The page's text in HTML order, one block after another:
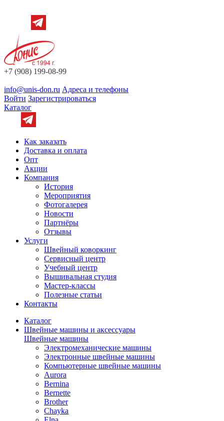
+7 (908) 199-08-99
info@unis-don.ru Адреса и телефоны
Войти Зарегистрироваться
Каталог
Как заказать
Доставка и оплата
Опт
Акции
Компания
История
Мероприятия
Фотогалерея
Новости
Партнёры
Отзывы
Услуги
Швейный коворкинг
Сервисный центр
Учебный центр
Вышивальная студия
Мастер-классы
Полезные статьи
Контакты
Каталог
Швейные машины и аксессуары
Швейные машины
Электромеханические машины
Электронные швейные машины
Компьютерные швейные машины
Aurora
Bernina
Bernette
Brother
Chayka